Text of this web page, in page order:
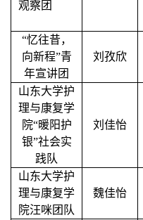
观察团
“忆往昔，
向新程”青
年宣讲团
刘孜欣
山东大学护
理与康复学
院“暖阳护
银”社会实
践队
刘佳怡
山东大学护
理与康复学
院汪咪团队
魏佳怡